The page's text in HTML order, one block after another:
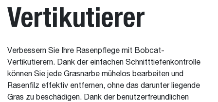
Vertikutierer
Verbessern Sie Ihre Rasenpflege mit Bobcat-
Vertikutierern. Dank der einfachen Schnitttiefenkontrolle
können Sie jede Grasnarbe mühelos bearbeiten und
Rasenfilz effektiv entfernen, ohne das darunter liegende
Gras zu beschädigen. Dank der benutzerfreundlichen